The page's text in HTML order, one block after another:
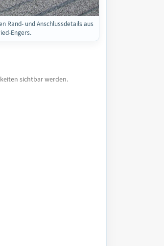
Rand- und Anschlussdetails aus
Engers.
sichtbar werden.